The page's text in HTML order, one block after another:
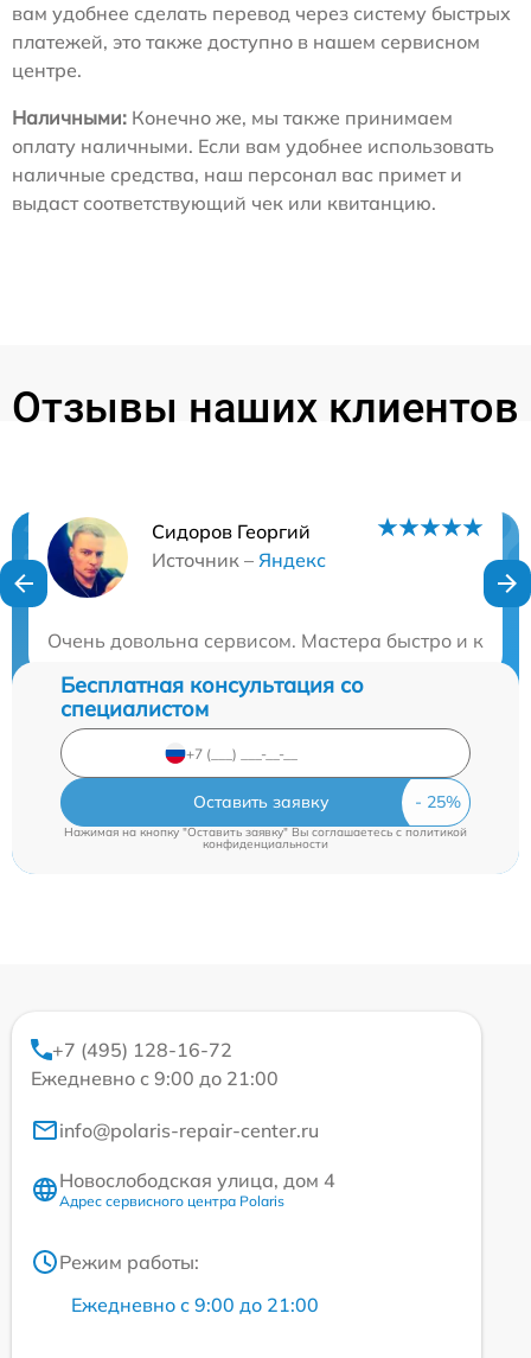
вам удобнее сделать перевод через систему быстрых
платежей, это также доступно в нашем сервисном
центре.
Наличными: Конечно же, мы также принимаем
оплату наличными. Если вам удобнее использовать
наличные средства, наш персонал вас примет и
выдаст соответствующий чек или квитанцию.
Отзывы наших клиентов
Сидоров Георгий
Источник – Яндекс
Очень довольна сервисом. Мастера быстро и
Нужна консультация?
Бесплатная консультация со
специалистом
Оставить заявку
Нажимая на кнопку "Оставить заявку" Вы соглашаетесь cполитикой
конфиденциальности
+7 (495) 128-16-72
Ежедневно с 9:00 до 21:00
info@polaris-repair-center.ru
Новослободская улица, дом 4
Адрес сервисного центра Polaris
Режим работы:
Ежедневно с 9:00 до 21:00